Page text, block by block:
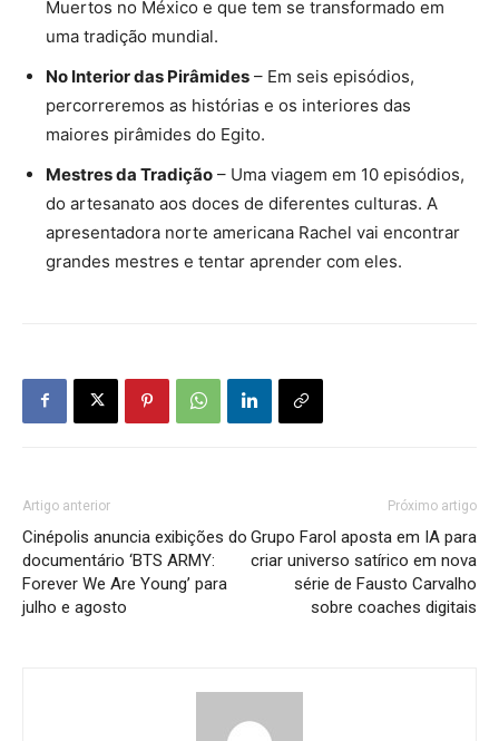
Muertos no México e que tem se transformado em
uma tradição mundial.
No Interior das Pirâmides – Em seis episódios,
percorreremos as histórias e os interiores das
maiores pirâmides do Egito.
Mestres da Tradição – Uma viagem em 10 episódios,
do artesanato aos doces de diferentes culturas. A
apresentadora norte americana Rachel vai encontrar
grandes mestres e tentar aprender com eles.
Artigo anterior
Cinépolis anuncia exibições do
documentário ‘BTS ARMY:
Forever We Are Young’ para
julho e agosto
Próximo artigo
Grupo Farol aposta em IA para
criar universo satírico em nova
série de Fausto Carvalho
sobre coaches digitais